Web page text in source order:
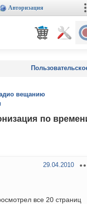
Авторизация
вещанию
по
29.04.2010
все 20 страниц